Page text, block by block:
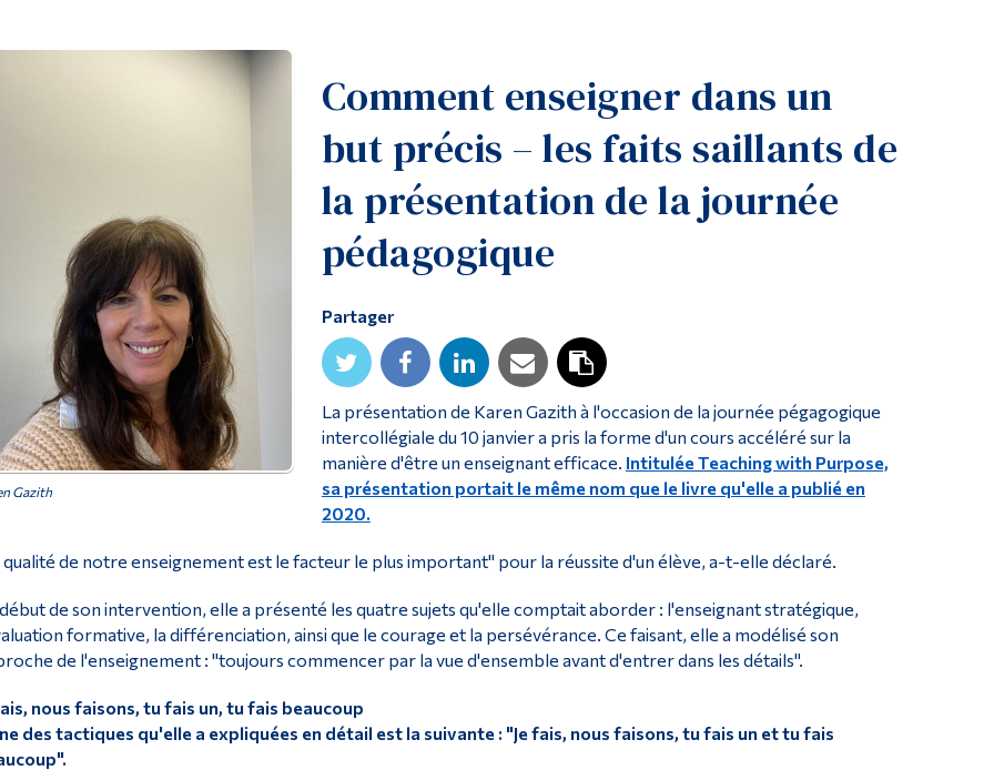
Gazith
Comment enseigner dans un
but précis – les faits saillants de
la présentation de la journée
pédagogique
Partager
La présentation de Karen Gazith à l'occasion de la journée pégagogique
intercollégiale du 10 janvier a pris la forme d'un cours accéléré sur la
manière d'être un enseignant efficace. Intitulée Teaching with Purpose,
sa présentation portait le même nom que le livre qu'elle a publié en
2020.
qualité de notre enseignement est le facteur le plus important" pour la réussite d'un élève, a-t-elle déclaré.
de son intervention, elle a présenté les quatre sujets qu'elle comptait aborder : l'enseignant stratégique,
formative, la différenciation, ainsi que le courage et la persévérance. Ce faisant, elle a modélisé son
de l'enseignement : "toujours commencer par la vue d'ensemble avant d'entrer dans les détails".
nous faisons, tu fais un, tu fais beaucoup
des tactiques qu'elle a expliquées en détail est la suivante : "Je fais, nous faisons, tu fais un et tu fais
Menu principal
Programmes
Admissions
La vie à Dawson
Étudiants actuels
Corps enseignant et personnel administratif
Diplômé·es et visiteur·euses